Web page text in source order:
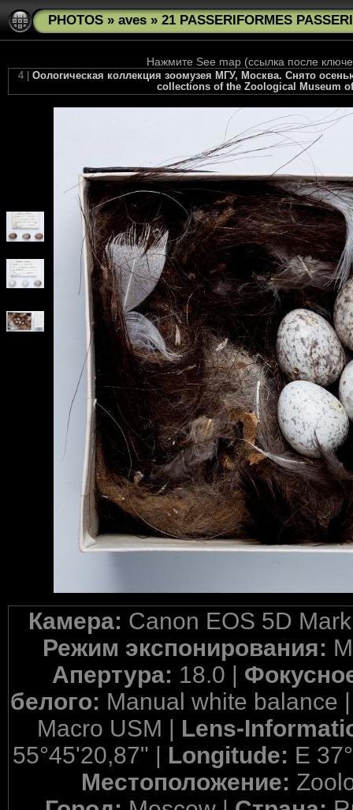
PHOTOS » aves » 21 PASSERIFORMES
Нажмите See map (ссылка после
4 | Оологическая коллекция зоомузея МГУ, Москва. Снято
collections of the Zoological Museum
Камера: Canon EOS 5D
Режим экспонирования:
Апертура: 18.0 |
белого: Manual white balance
Macro USM | Lens-
55°45'20,87" | Longitude: E
Местоположение: